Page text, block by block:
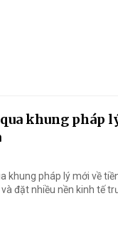
khung pháp
khung pháp lý mới về
đặt nhiều nền kinh tế